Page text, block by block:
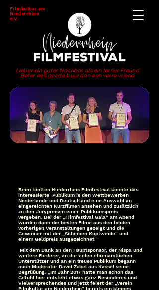
Filmkultur am
Niederrhein
e.V.
Lieber ein guter Nachbar als ein ferner Freund
Beter een goede buur dan een verre vriend
Beim fünften Niederrhein Filmfestival konnte das
interessierte Publikum in den Wettbewerben
Niederlande und Deutschland eine Auswahl an
eingereichten Kurzfilmen ansehen und zusätzlich
zu den Jurypreisen einen Publikumspreis
vergeben. Bei der „Filmfestival Gala“ am Abend
wurden dann die besten Filme aus den beiden
vorherigen Veranstaltungen gezeigt und die
Gewinner mit der „Silbernen Kopfweide“ und
einem Geldpreis ausgezeichnet.
Mit dem Dank an den Hauptsponsor, der Nispa und
weitere Förderer, an die vielen ehrenamtlichen
Unterstützer und an ein treues Publikum begann
auch Moderator David Zabel aus Kassel seine
Begrüßung. „Im Jahr 2017 hatte man schon das
Gefühl hier entsteht etwas ganz Besonderes und
Vielversprechendes und jetzt feiert der „Verein
Filmkultur am Niederrhein“ bereits ein kleines